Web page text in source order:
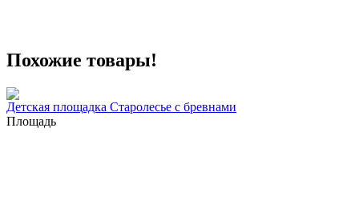
Похожие товары!
Детская площадка Старолесье с бревнами
Площадь